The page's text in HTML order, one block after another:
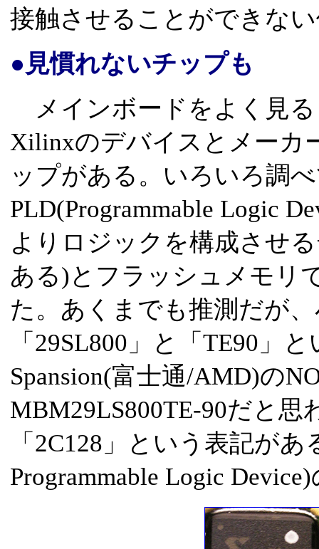
接触させることができな
●見慣れないチップも
メインボードをよく見
Xilinxのデバイスとメーカ
ップがある。いろいろ調
PLD(Programmable Logic
よりロジックを構成させ
ある)とフラッシュメモリ
た。あくまでも推測だが
「29SL800」と「TE90」
Spansion(富士通/AMD)の
MBM29LS800TE-90だと
「2C128」という表記が
Programmable Logic